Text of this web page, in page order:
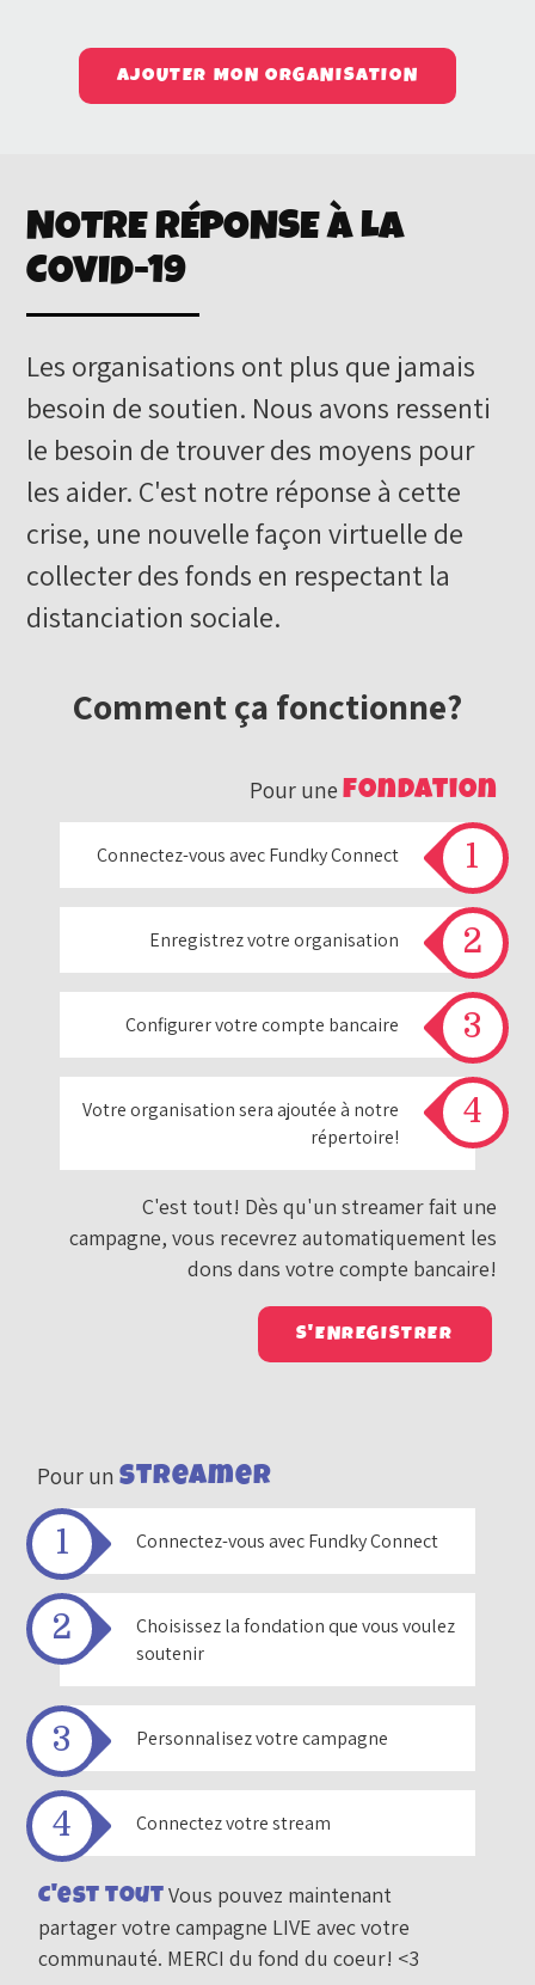
AJOUTER MON ORGANISATION
NOTRE RÉPONSE À LA
COVID-19
Les organisations ont plus que jamais
besoin de soutien. Nous avons ressenti
le besoin de trouver des moyens pour
les aider. C'est notre réponse à cette
crise, une nouvelle façon virtuelle de
collecter des fonds en respectant la
distanciation sociale.
Comment ça fonctionne?
Pour unefondation
Connectez-vous avec Fundky Connect
Enregistrez votre organisation
Configurer votre compte bancaire
Votre organisation sera ajoutée à notre
répertoire!
C'est tout! Dès qu'un streamer fait une
campagne, vous recevrez automatiquement les
dons dans votre compte bancaire!
S'ENREGISTRER
Pour unstreamer
Connectez-vous avec Fundky Connect
Choisissez la fondation que vous voulez
soutenir
Personnalisez votre campagne
Connectez votre stream
C'est toutVous pouvez maintenant
partager votre campagne LIVE avec votre
communauté. MERCI du fond du coeur! <3